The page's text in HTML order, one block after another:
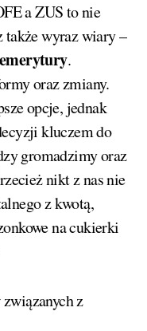
a ZUS to nie
także wyraz wiary –
.
oraz zmiany.
opcje, jednak
kluczem do
gromadzimy oraz
nikt z nas nie
z kwotą,
na cukierki
z